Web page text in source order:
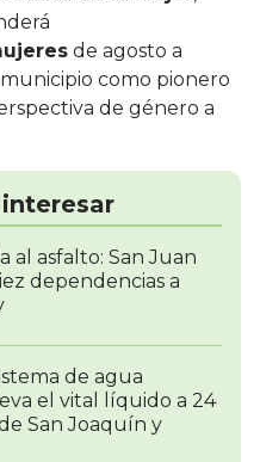
de agosto a
como pionero
de género a
al asfalto: San Juan
dependencias a
de agua
el vital líquido a 24
San Joaquín y